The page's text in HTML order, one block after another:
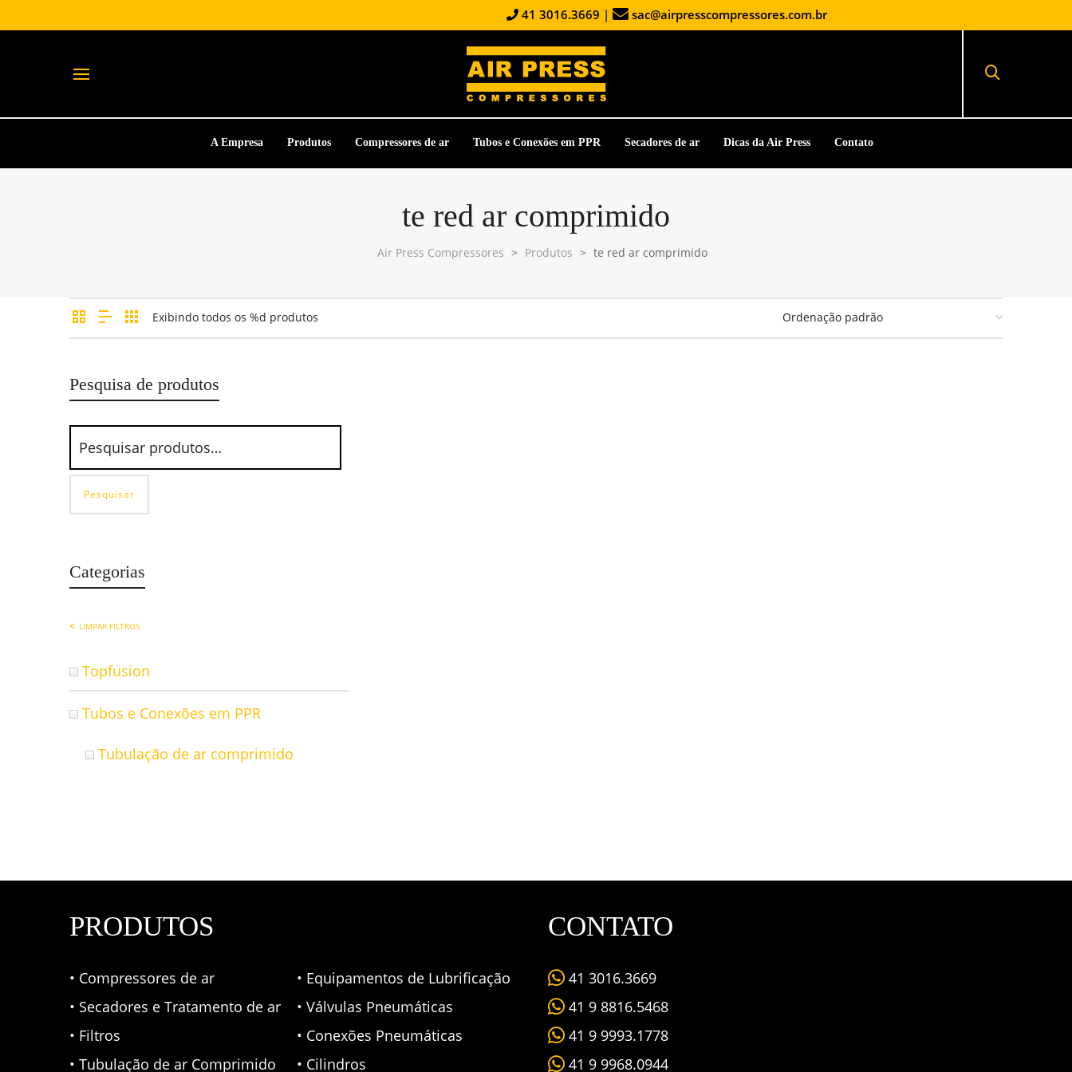
41 3016.3669 | sac@airpresscompressores.com.br
A Empresa Produtos Compressores de ar Tubos e Conexões em PPR Secadores de ar Dicas da Air Press Contato
te red ar comprimido
Air Press Compressores > Produtos > te red ar comprimido
Exibindo todos os %d produtos
Pesquisa de produtos
Pesquisar
Categorias
LIMPAR FILTROS
Topfusion
Tubos e Conexões em PPR
Tubulação de ar comprimido
PRODUTOS
• Compressores de ar
• Secadores e Tratamento de ar
• Filtros
• Tubulação de ar Comprimido
• Equipamentos de Lubrificação
• Válvulas Pneumáticas
• Conexões Pneumáticas
• Cilindros
CONTATO
41 3016.3669
41 9 8816.5468
41 9 9993.1778
41 9 9968.0944